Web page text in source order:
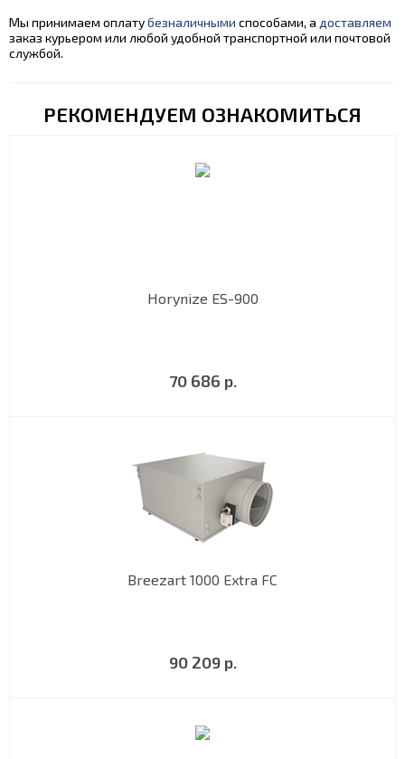
Мы принимаем оплатубезналичными способами, а доставляем
заказ курьером или любой удобной транспортной или почтовой
службой.
РЕКОМЕНДУЕМ ОЗНАКОМИТЬСЯ
Horynize ES-900
70 686 р.
Breezart 1000 Extra FC
90 209 р.